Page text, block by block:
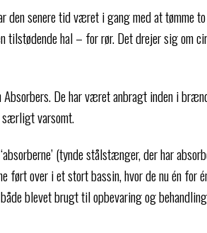
den senere tid været i gang med at tømme
tilstødende hal – for rør. Det drejer sig om
De har været anbragt inden i
særligt varsomt.
(tynde stålstænger, der har
ført over i et stort bassin, hvor de nu én for
blevet brugt til opbevaring og